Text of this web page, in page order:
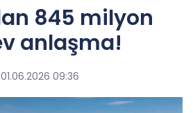
845 milyon
anlaşma!
01.06.2026 09:36